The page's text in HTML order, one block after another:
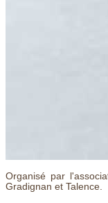
Organisé par
Gradignan et Talence.